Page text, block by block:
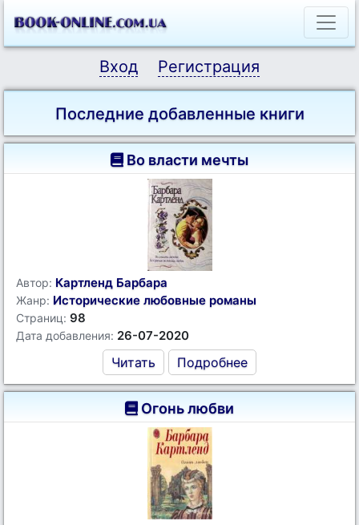
Вход Регистрация
Последние добавленные книги
Во власти мечты
Автор: Картленд Барбара
Жанр: Исторические любовные романы
Страниц: 98
Дата добавления: 26-07-2020
Читать Подробнее
Огонь любви